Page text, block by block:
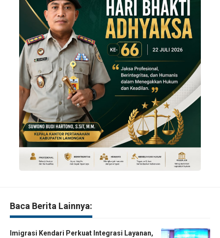
Baca Berita Lainnya:
Imigrasi Kendari Perkuat Integrasi Layanan,